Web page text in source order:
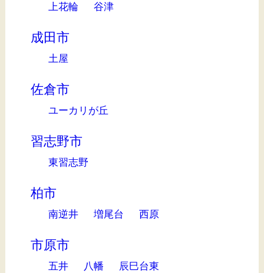
上花輪 谷津
成田市
土屋
佐倉市
ユーカリが丘
習志野市
東習志野
柏市
南逆井 増尾台 西原
市原市
五井 八幡 辰巳台東